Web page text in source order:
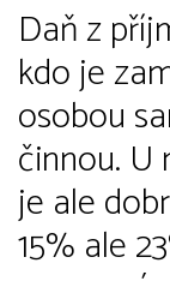
Daň z
kdo je
osobou
činnou. U
je ale
15% ale